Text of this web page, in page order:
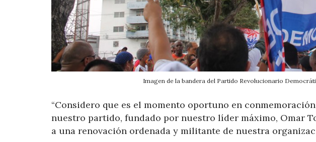
Imagen de la bandera del Partido Revolucionario
“Considero que es el momento oportuno en
nuestro partido, fundado por nuestro líder máximo, Omar
a una renovación ordenada y militante de nuestra